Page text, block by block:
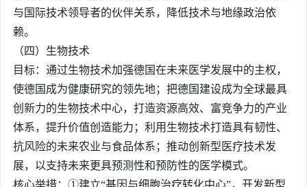
与国际技术领导者的伙伴关系，降低技术与地缘政治依
赖。
（四）生物技术
目标：通过生物技术加强德国在未来医学发展中的主权，
使德国成为健康研究的领先地；把德国建设成为全球最具
创新力的生物技术中心，打造资源高效、富竞争力的产业
体系，提升价值创造能力；利用生物技术打造具有韧性、
抗风险的未来农业与食品体系；推动创新型医疗技术发
展，以支持未来更具预测性和预防性的医学模式。
核心举措：①建立“基因与细胞治疗转化中心”，开发新型